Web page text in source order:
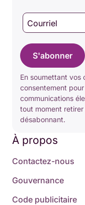
Courriel
S'abonner
En soumettant vos
consentement
communications
tout moment
désabonnant.
À propos
Contactez-nous
Gouvernance
Code publicitaire